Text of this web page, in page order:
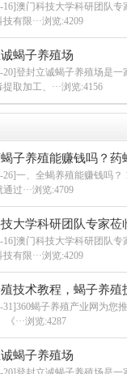
16]澳门科技大学科研团队
有限···浏览:4209
蝎子养殖场
20]登封立诚蝎子养殖场是
取加工、···浏览:4156
子养殖能赚钱吗？药
26]一、全蝎养殖能赚钱吗？
过···浏览:4709
大学科研团队专家莅
16]澳门科技大学科研团队
有限···浏览:4209
技术教程，蝎子养殖
31]360蝎子养殖产业网为您
···浏览:4287
蝎子养殖场